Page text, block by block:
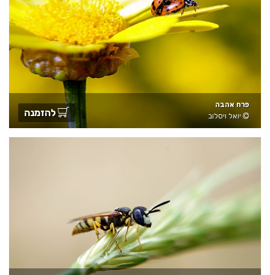
פרח אהבה
יואל ויסלוב
להזמנה